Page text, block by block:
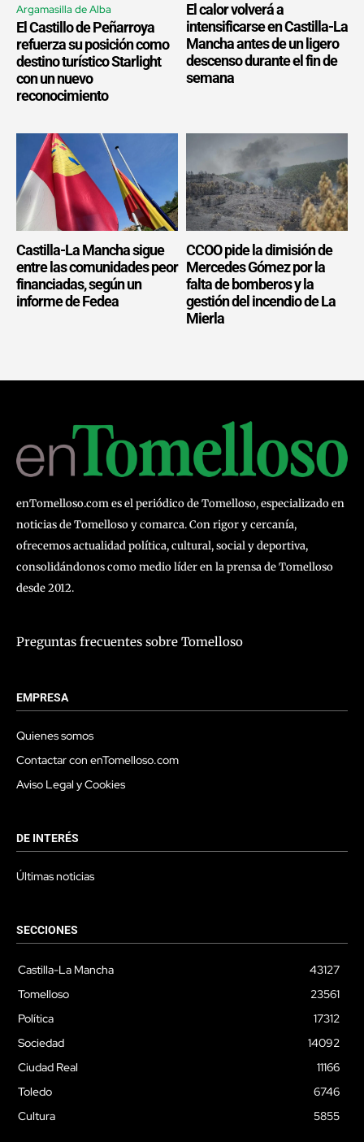
Argamasilla de Alba
El Castillo de Peñarroya
refuerza su posición como
destino turístico Starlight
con un nuevo
reconocimiento
El calor volverá a
intensificarse en Castilla-La
Mancha antes de un ligero
descenso durante el fin de
semana
Castilla-La Mancha sigue
entre las comunidades peor
financiadas, según un
informe de Fedea
CCOO pide la dimisión de
Mercedes Gómez por la
falta de bomberos y la
gestión del incendio de La
Mierla
enTomelloso.com es el periódico de Tomelloso, especializado en
noticias de Tomelloso y comarca. Con rigor y cercanía,
ofrecemos actualidad política, cultural, social y deportiva,
consolidándonos como medio líder en la prensa de Tomelloso
desde 2012.
Preguntas frecuentes sobre Tomelloso
EMPRESA
Quienes somos
Contactar con enTomelloso.com
Aviso Legal y Cookies
DE INTERÉS
Últimas noticias
SECCIONES
Castilla-La Mancha
43127
Tomelloso
23561
Política
17312
Sociedad
14092
Ciudad Real
11166
Toledo
6746
Cultura
5855